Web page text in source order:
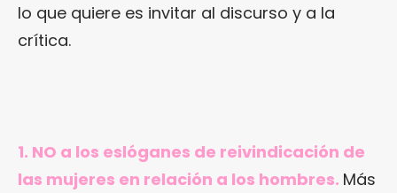
lo que quiere es invitar al discurso y a la
crítica.
1. NO a los eslóganes de reivindicación de
las mujeres en relación a los hombres. Más